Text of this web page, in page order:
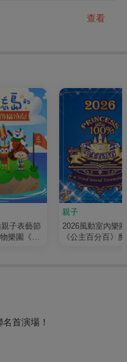
查看
子表藝節
樂園《忘
親子
2026風動室內樂團
《公主百分百》
首演場！